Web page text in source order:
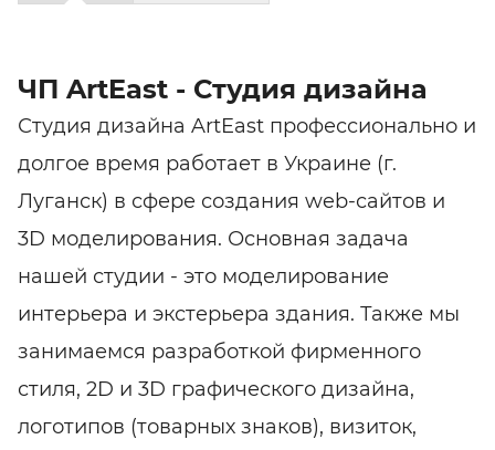
ЧП ArtEast - Студия дизайна
Студия дизайна ArtEast профессионально и
долгое время работает в Украине (г.
Луганск) в сфере создания web-сайтов и
3D моделирования. Основная задача
нашей студии - это моделирование
интерьера и экстерьера здания. Также мы
занимаемся разработкой фирменного
стиля, 2D и 3D графического дизайна,
логотипов (товарных знаков), визиток,